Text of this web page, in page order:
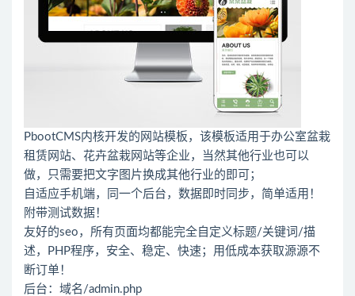
PbootCMS内核开发的网站模板，该模板适用于办公室盆栽
租赁网站、花卉盆栽网站等企业，当然其他行业也可以
做，只需要把文字图片换成其他行业的即可；
自适应手机端，同一个后台，数据即时同步，简单适用！
附带测试数据！
友好的seo，所有页面均都能完全自定义标题/关键词/描
述，PHP程序，安全、稳定、快速；用低成本获取源源不
断订单！
后台：域名/admin.php